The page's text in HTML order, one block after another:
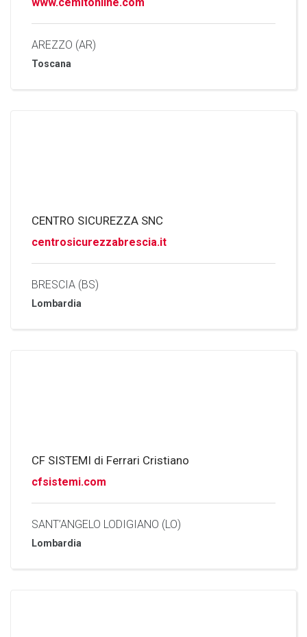
AREZZO (AR)
Toscana
CENTRO SICUREZZA SNC
centrosicurezzabrescia.it
BRESCIA (BS)
Lombardia
CF SISTEMI di Ferrari Cristiano
cfsistemi.com
SANT’ANGELO LODIGIANO (LO)
Lombardia